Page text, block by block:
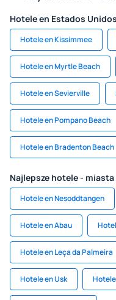
Hotele en Estados
Hotele en Kissimmee
Hotele en Myrtle Beach
Hotele en Sevierville
Hotele en Pompano Beach
Hotele en Bradenton Beach
Najlepsze hotele - miasta
Hotele en Nesoddtangen
Hotele en Abau
Hotele en Leça da Palmeira
Hotele en Usk